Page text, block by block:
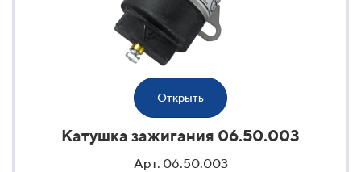
Открыть
Катушка зажигания 06.50.003
Арт. 06.50.003